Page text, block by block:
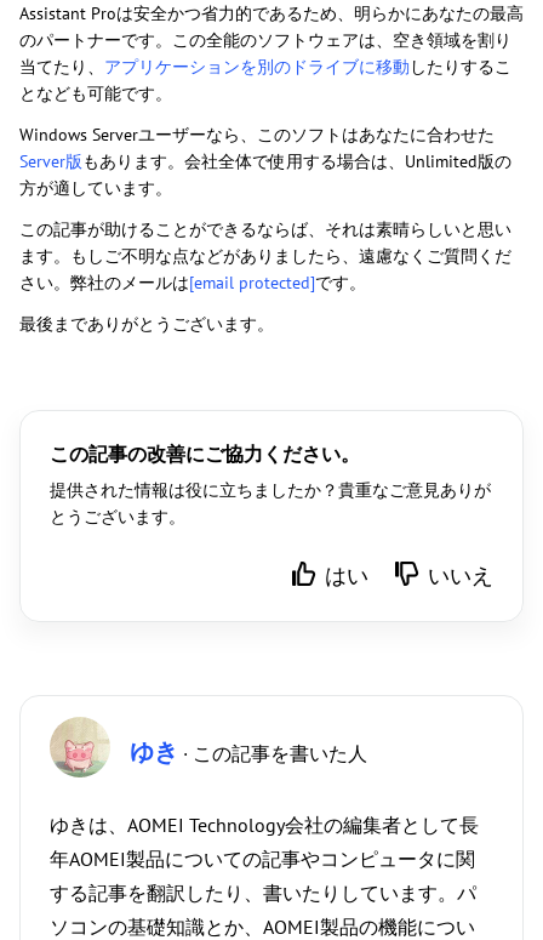
Assistant Proは安全かつ省力的であるため、明らかにあなたの最高
のパートナーです。この全能のソフトウェアは、空き領域を割り
当てたり、 アプリケーションを別のドライブに移動 したりするこ
となども可能です。
Windows Serverユーザーなら、このソフトはあなたに合わせた
Server版もあります。会社全体で使用する場合は、Unlimited版の
方が適しています。
この記事が助けることができるならば、それは素晴らしいと思い
ます。もしご不明な点などがありましたら、遠慮なくご質問くだ
さい。弊社のメールは[email protected]です。
最後までありがとうございます。
この記事の改善にご協力ください。
提供された情報は役に立ちましたか？貴重なご意見ありが
とうございます。
はい いいえ
ゆき · この記事を書いた人
ゆきは、AOMEI Technology会社の編集者として長
年AOMEI製品についての記事やコンピュータに関
する記事を翻訳したり、書いたりしています。パ
ソコンの基礎知識とか、AOMEI製品の機能につい